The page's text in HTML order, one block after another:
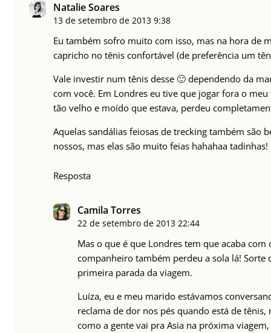
Natalie Soares
13 de setembro de 2013 9:38
Eu também sofro muito com isso, mas na hora de
capricho no tênis confortável (de preferência um
Vale investir num tênis desse 🙂 dependendo da
com você. Em Londres eu tive que jogar fora o
tão velho e moído que estava, perdeu
Aquelas sandálias feiosas de trecking também são
nossos, mas elas são muito feias hahahaa tadinhas!
Resposta
Camila Torres
22 de setembro de 2013 22:44
Mas o que é que Londres tem que acaba
companheiro também perdeu a sola lá!
primeira parada da viagem.
Luíza, eu e meu marido estávamos
reclama de dor nos pés quando está de
como a gente vai pra Asia na próxima